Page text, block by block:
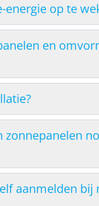
energie op te
en
aanmelden bij